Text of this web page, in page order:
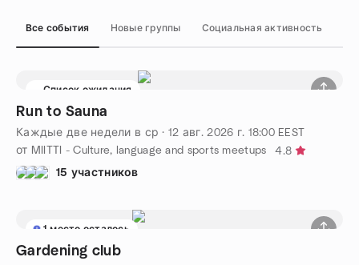
Все события Новые группы Социальная активность
Список ожидания
Run to Sauna
Каждые две недели в ср ·12 авг. 2026 г. 18:00 EEST
от MIITTI - Culture, language and sports meetups
4.8
15 участников
1 место осталось
Gardening club